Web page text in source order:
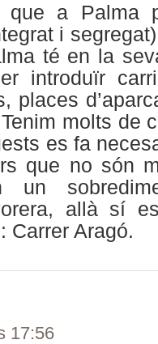
que a Palma
i
té en la
introduïr
places
molts de
es fa
que no són
allà sí
Carrer Aragó.
17:56